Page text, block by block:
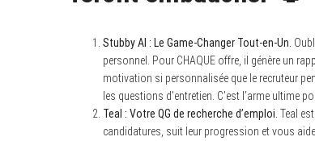
Stubby AI : Le Game-Changer Tout-en-Un.
personnel. Pour CHAQUE offre, il génère un
motivation si personnalisée que le recruteur
les questions d’entretien. C’est l’arme ultime
Teal : Votre QG de recherche d’emploi. Teal
candidatures, suit leur progression et vous